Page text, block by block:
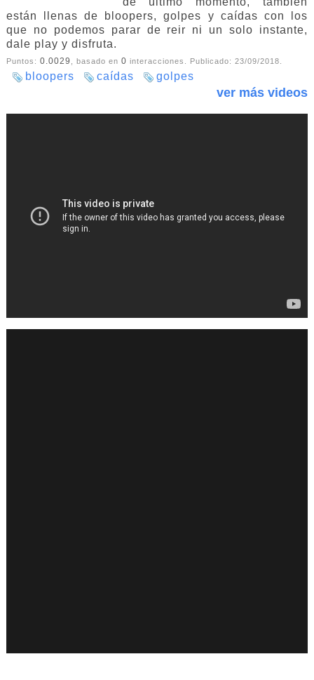
están llenas de bloopers, golpes y caídas con los
que no podemos parar de reir ni un solo instante,
dale play y disfruta.
Puntos: 0.0029 , basado en 0 interacciones. Publicado: 23/09/2018.
bloopers caídas golpes
ver más videos